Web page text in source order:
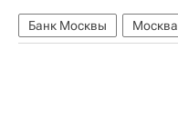
Банк Москвы Москва